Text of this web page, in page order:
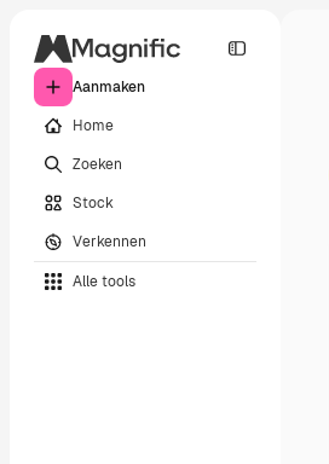
Aanmaken
Home
Zoeken
Stock
Verkennen
Alle tools